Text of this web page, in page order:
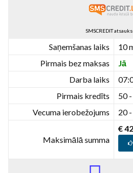
SMSCREDIT
Saņemšanas laiks
10
Pirmais bez maksas
Jā
Darba laiks
Pirmais kredīts
50
Vecuma ierobežojums
20
Maksimālā summa
€